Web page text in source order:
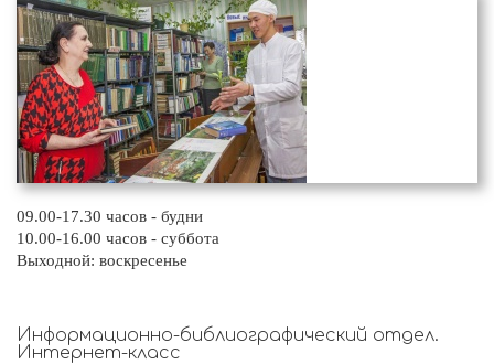
09.00-17.30 часов - будни
10.00-16.00 часов - суббота
Выходной: воскресенье
Информационно-библиографический отдел.
Интернет-класс